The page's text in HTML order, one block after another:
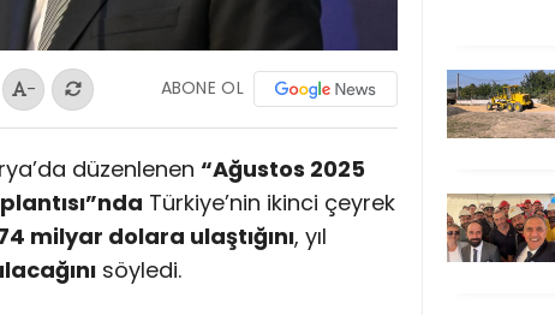
- ABONE OL
düzenlenen “Ağustos 2025
Türkiye’nin ikinci çeyrek
milyar dolara ulaştığını, yıl
söyledi.